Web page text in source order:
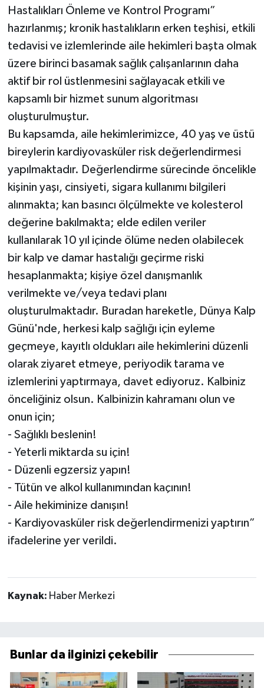
Hastalıkları Önleme ve Kontrol Programı”
hazırlanmış; kronik hastalıkların erken teşhisi, etkili
tedavisi ve izlemlerinde aile hekimleri başta olmak
üzere birinci basamak sağlık çalışanlarının daha
aktif bir rol üstlenmesini sağlayacak etkili ve
kapsamlı bir hizmet sunum algoritması
oluşturulmuştur.
​​Bu kapsamda, aile hekimlerimizce, 40 yaş ve üstü
bireylerin kardiyovasküler risk değerlendirmesi
yapılmaktadır. Değerlendirme sürecinde öncelikle
kişinin yaşı, cinsiyeti, sigara kullanımı bilgileri
alınmakta; kan basıncı ölçülmekte ve kolesterol
değerine bakılmakta; elde edilen veriler
kullanılarak 10 yıl içinde ölüme neden olabilecek
bir kalp ve damar hastalığı geçirme riski
hesaplanmakta; kişiye özel danışmanlık
verilmekte ve/veya tedavi planı
oluşturulmaktadır. Buradan hareketle, Dünya Kalp
Günü'nde, herkesi kalp sağlığı için eyleme
geçmeye, kayıtlı oldukları aile hekimlerini düzenli
olarak ziyaret etmeye, periyodik tarama ve
izlemlerini yaptırmaya, davet ediyoruz. Kalbiniz
önceliğiniz olsun. Kalbinizin kahramanı olun ve
onun için;
- Sağlıklı beslenin!
- Yeterli miktarda su için!
- Düzenli egzersiz yapın!
- Tütün ve alkol kullanımından kaçının!
- Aile hekiminize danışın!
- Kardiyovasküler risk değerlendirmenizi yaptırın”
ifadelerine yer verildi.
Kaynak: Haber Merkezi
Bunlar da ilginizi çekebilir